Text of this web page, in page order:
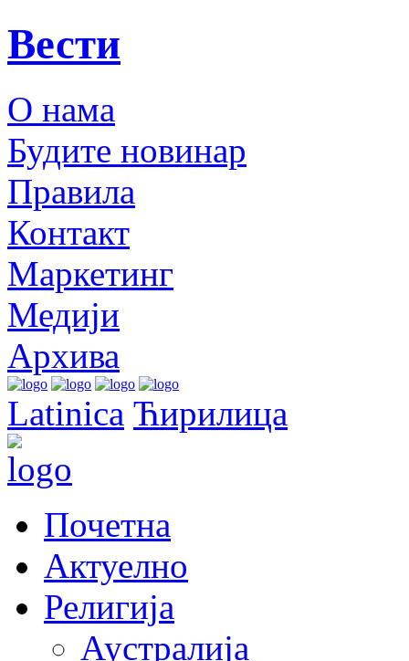
Вести
О нама
Будите новинар
Правила
Контакт
Маркетинг
Медији
Архива
Latinica Ћирилица
Почетна
Актуелно
Религија
Аустралија